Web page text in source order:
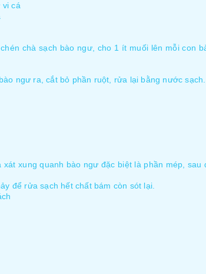
vi cá
chà sạch bào ngư, cho 1 ít muối lên mỗi con
ngư ra, cắt bỏ phần ruột, rửa lại bằng nước sạch.
xung quanh bào ngư đặc biệt là phần mép,
để rửa sạch hết chất bám còn sót lại.